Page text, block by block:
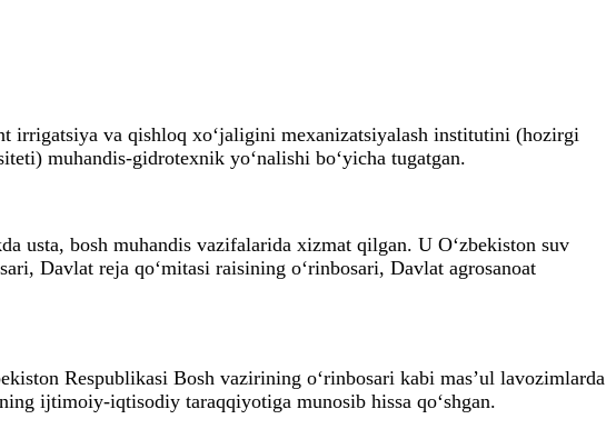
irrigatsiya va qishloq xo‘jaligini mexanizatsiyalash institutini (hozirgi
muhandis-gidrotexnik yo‘nalishi bo‘yicha tugatgan.
usta, bosh muhandis vazifalarida xizmat qilgan. U O‘zbekiston suv
Davlat reja qo‘mitasi raisining o‘rinbosari, Davlat agrosanoat
Respublikasi Bosh vazirining o‘rinbosari kabi mas’ul lavozimlarda
ijtimoiy-iqtisodiy taraqqiyotiga munosib hissa qo‘shgan.